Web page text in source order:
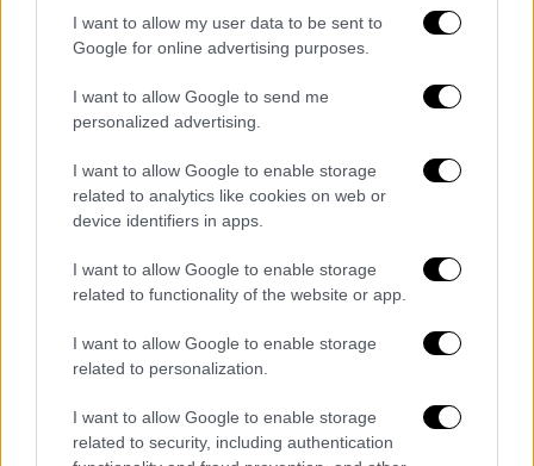
I want to allow my user data to be sent to
Google for online advertising purposes.
I want to allow Google to send me
personalized advertising.
I want to allow Google to enable storage
related to analytics like cookies on web or
device identifiers in apps.
I want to allow Google to enable storage
related to functionality of the website or app.
I want to allow Google to enable storage
related to personalization.
I want to allow Google to enable storage
related to security, including authentication
Οι ισχυροί άνεμοι, ξήλωσαν νάιλον και
μεταλλικές κατασκευές, ενώ υπήρξε και
πάνω σε
θερμοκήπιο, προκαλώνταςδιακοπή
ρεύματος
στη περιοχή για αρκετή ώρα.